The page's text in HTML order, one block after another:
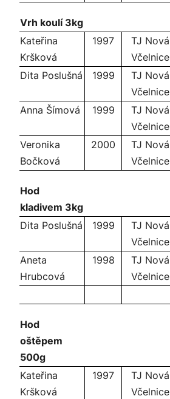
Vrh koulí 3kg
Kateřina
Kršková
1997
TJ Nová
Včelnice
Dita Poslušná 1999
TJ Nová
Včelnice
Anna Šímová 1999
TJ Nová
Včelnice
Veronika
Bočková
2000
TJ Nová
Včelnice
Hod
kladivem 3kg
Dita Poslušná
1999
TJ Nová
Včelnice
Aneta
Hrubcová
1998
TJ Nová
Včelnice
Hod
oštěpem
500g
Kateřina
Kršková
1997
TJ Nová
Včelnice